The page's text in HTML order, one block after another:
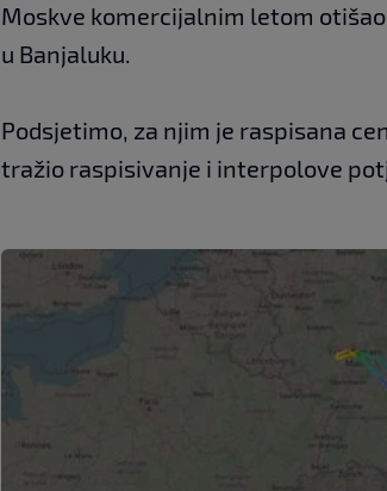
Moskve komercijalnim letom
u Banjaluku.
Podsjetimo, za njim je raspisana
tražio raspisivanje i interpolove